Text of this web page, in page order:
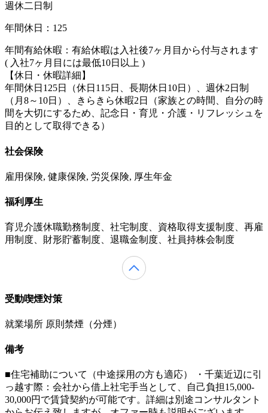
週休二日制
年間休日：125
年間有給休暇：有給休暇は入社後7ヶ月目から付与されます
( 入社7ヶ月目には最低10日以上 )
【休日・休暇詳細】
年間休日125日（休日115日、長期休日10日）、週休2日制
（月8～10日）、きらきら休暇2日（家族との時間、自分の時
間を大切にするため、記念日・育児・介護・リフレッシュを
目的として取得できる）
社会保険
雇用保険, 健康保険, 労災保険, 厚生年金
福利厚生
育児介護休職勤務制度、社宅制度、資格取得支援制度、再雇
用制度、財形貯蓄制度、退職金制度、社員持株会制度
受動喫煙対策
就業場所 原則禁煙（分煙）
備考
■住宅補助について（中途採用の方も適応） ・千葉近辺に引
っ越す際：会社から借上社宅手当として、自己負担15,000-
30,000円で賃貸契約が可能です。詳細は別途コンサルタント